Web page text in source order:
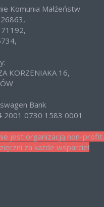
Komunia Małżeństw
KORZENIAKA 16,
Bank
2001 0730 1583 0001
jest organizacją non-profit.
za każde wsparcie!